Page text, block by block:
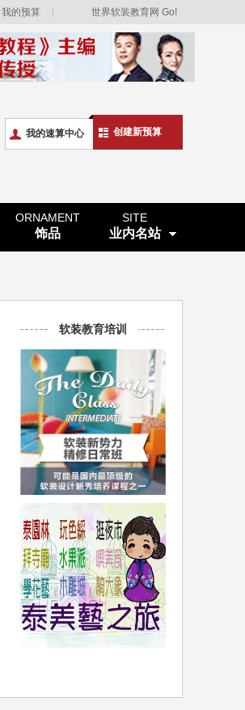
我的预算 世界软装教育网 Go!
我的速算中心 创建新预算
ORNAMENT
饰品
SITE
业内名站
软装教育培训